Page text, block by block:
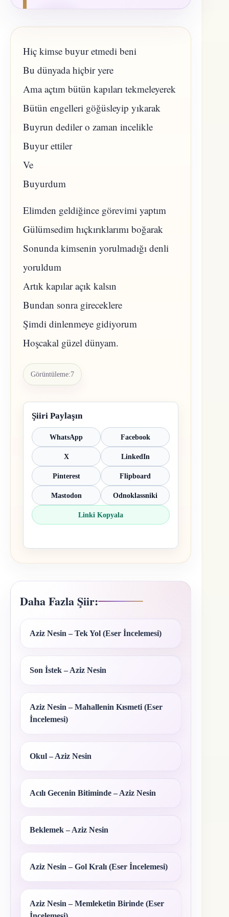
Hiç kimse buyur etmedi beni
Bu dünyada hiçbir yere
Ama açtım bütün kapıları tekmeleyerek
Bütün engelleri göğüsleyip yıkarak
Buyrun dediler o zaman incelikle
Buyur ettiler
Ve
Buyurdum
Elimden geldiğince görevimi yaptım
Gülümsedim hıçkırıklarımı boğarak
Sonunda kimsenin yorulmadığı denli
yoruldum
Artık kapılar açık kalsın
Bundan sonra gireceklere
Şimdi dinlenmeye gidiyorum
Hoşcakal güzel dünyam.
Görüntüleme:7
Şiiri Paylaşın
WhatsApp Facebook
X LinkedIn
Pinterest Flipboard
Mastodon Odnoklassniki
Linki Kopyala
Daha Fazla Şiir:
Aziz Nesin – Tek Yol (Eser İncelemesi)
Son İstek – Aziz Nesin
Aziz Nesin – Mahallenin Kısmeti (Eser
İncelemesi)
Okul – Aziz Nesin
Acılı Gecenin Bitiminde – Aziz Nesin
Beklemek – Aziz Nesin
Aziz Nesin – Gol Kralı (Eser İncelemesi)
Aziz Nesin – Memleketin Birinde (Eser